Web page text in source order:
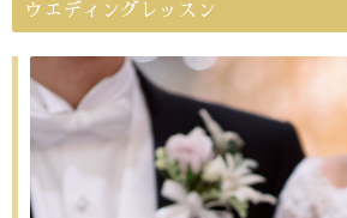
ウエディングレッスン